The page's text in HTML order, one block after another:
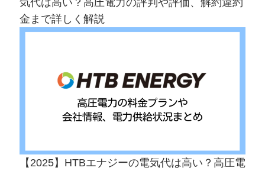
気代は高い？高圧電力の評判や評価、解約違約
金まで詳しく解説
【2025】HTBエナジーの電気代は高い？高圧電